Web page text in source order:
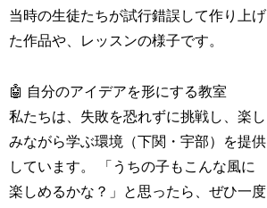
当時の生徒たちが試行錯誤して作り上げ
た作品や、レッスンの様子です。
🤖 自分のアイデアを形にする教室
私たちは、失敗を恐れずに挑戦し、楽し
みながら学ぶ環境（下関・宇部）を提供
しています。 「うちの子もこんな風に
楽しめるかな？」と思ったら、ぜひ一度